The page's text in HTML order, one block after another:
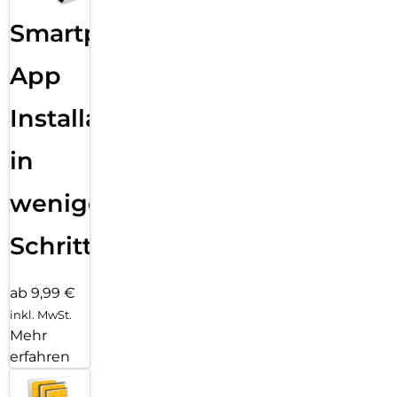
alles ohne dein iPhone. Und jetzt bist du mit schnellem 5G
unterwegs noch besser verbunden.
WEGWEISENDE ARMBÄNDER.
Armbandstyles mit unendlich vielen Möglichkeiten für alles,
ausgehst.
Smartphone
App
Installation
in
wenigen
Schritten
ab 9,99 €
inkl. MwSt.
Mehr
erfahren